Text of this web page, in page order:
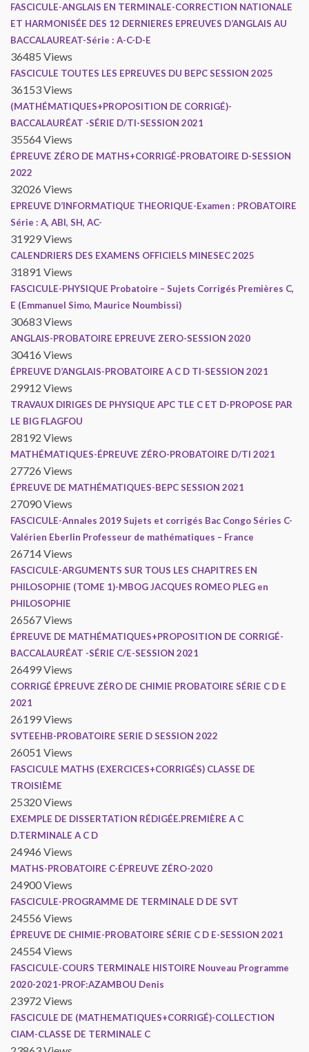
FASCICULE-ANGLAIS EN TERMINALE-CORRECTION NATIONALE
ET HARMONISÉE DES 12 DERNIERES EPREUVES D’ANGLAIS AU
BACCALAUREAT-Série : A-C-D-E
36485 Views
FASCICULE TOUTES LES EPREUVES DU BEPC SESSION 2025
36153 Views
(MATHÉMATIQUES+PROPOSITION DE CORRIGÉ)-
BACCALAURÉAT -SÉRIE D/TI-SESSION 2021
35564 Views
ÉPREUVE ZÉRO DE MATHS+CORRIGÉ-PROBATOIRE D-SESSION
2022
32026 Views
EPREUVE D’INFORMATIQUE THEORIQUE-Examen : PROBATOIRE
Série : A, ABI, SH, AC-
31929 Views
CALENDRIERS DES EXAMENS OFFICIELS MINESEC 2025
31891 Views
FASCICULE-PHYSIQUE Probatoire – Sujets Corrigés Premières C,
E (Emmanuel Simo, Maurice Noumbissi)
30683 Views
ANGLAIS-PROBATOIRE EPREUVE ZERO-SESSION 2020
30416 Views
ÉPREUVE D’ANGLAIS-PROBATOIRE A C D TI-SESSION 2021
29912 Views
TRAVAUX DIRIGES DE PHYSIQUE APC TLE C ET D-PROPOSE PAR
LE BIG FLAGFOU
28192 Views
MATHÉMATIQUES-ÉPREUVE ZÉRO-PROBATOIRE D/TI 2021
27726 Views
ÉPREUVE DE MATHÉMATIQUES-BEPC SESSION 2021
27090 Views
FASCICULE-Annales 2019 Sujets et corrigés Bac Congo Séries C-
Valérien Eberlin Professeur de mathématiques – France
26714 Views
FASCICULE-ARGUMENTS SUR TOUS LES CHAPITRES EN
PHILOSOPHIE (TOME 1)-MBOG JACQUES ROMEO PLEG en
PHILOSOPHIE
26567 Views
ÉPREUVE DE MATHÉMATIQUES+PROPOSITION DE CORRIGÉ-
BACCALAURÉAT -SÉRIE C/E-SESSION 2021
26499 Views
CORRIGÉ ÉPREUVE ZÉRO DE CHIMIE PROBATOIRE SÉRIE C D E
2021
26199 Views
SVTEEHB-PROBATOIRE SERIE D SESSION 2022
26051 Views
FASCICULE MATHS (EXERCICES+CORRIGÉS) CLASSE DE
TROISIÈME
25320 Views
EXEMPLE DE DISSERTATION RÉDIGÉE.PREMIÈRE A C
D.TERMINALE A C D
24946 Views
MATHS-PROBATOIRE C-ÉPREUVE ZÉRO-2020
24900 Views
FASCICULE-PROGRAMME DE TERMINALE D DE SVT
24556 Views
ÉPREUVE DE CHIMIE-PROBATOIRE SÉRIE C D E-SESSION 2021
24554 Views
FASCICULE-COURS TERMINALE HISTOIRE Nouveau Programme
2020-2021-PROF:AZAMBOU Denis
23972 Views
FASCICULE DE (MATHEMATIQUES+CORRIGÉ)-COLLECTION
CIAM-CLASSE DE TERMINALE C